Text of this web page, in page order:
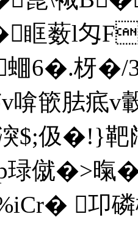
薮l匁
蜖6�.枒
篏胠疷v
伋�!}靶阔
琭僦�>
卭磷